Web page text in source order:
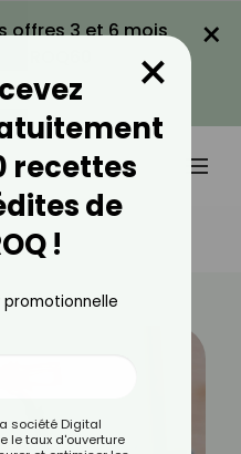
offres 3 et 6 mois
PROMO
×
recettes
de
!
×
société Digital
le taux d'ouverture